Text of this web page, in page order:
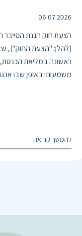
06.07.2026
(להלן: "הצעת החוק"),
ראשונה במליאת הכנסת,
משמעותי באופן שבו
להמשך קריאה